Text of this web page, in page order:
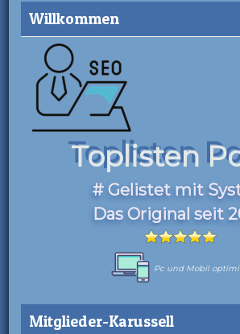
Willkommen
Toplisten
# Gelistet mit
Das Original seit
Pc und Mobil
Mitglieder-Karussell